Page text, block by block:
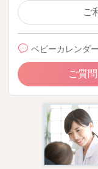
ご
ベビーカレンダ
ご質